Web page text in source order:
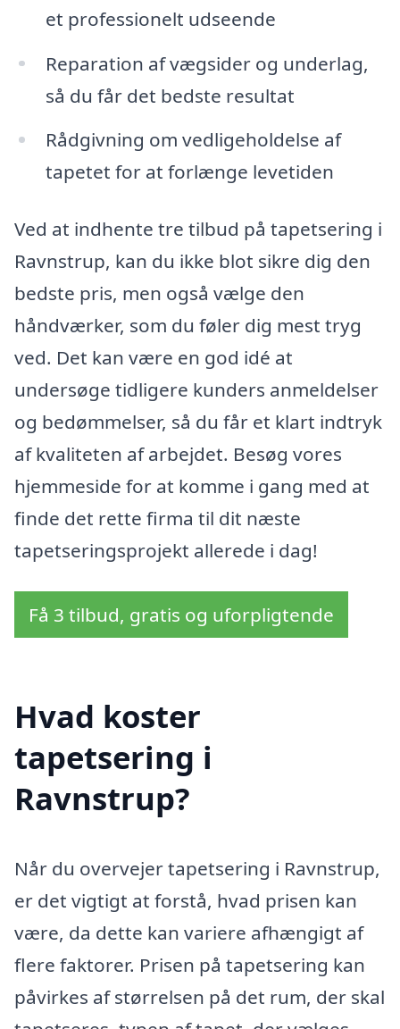
et professionelt udseende
Reparation af vægsider og underlag,
så du får det bedste resultat
Rådgivning om vedligeholdelse af
tapetet for at forlænge levetiden
Ved at indhente tre tilbud på tapetsering i
Ravnstrup, kan du ikke blot sikre dig den
bedste pris, men også vælge den
håndværker, som du føler dig mest tryg
ved. Det kan være en god idé at
undersøge tidligere kunders anmeldelser
og bedømmelser, så du får et klart indtryk
af kvaliteten af arbejdet. Besøg vores
hjemmeside for at komme i gang med at
finde det rette firma til dit næste
tapetseringsprojekt allerede i dag!
Få 3 tilbud, gratis og uforpligtende
Hvad koster
tapetsering i
Ravnstrup?
Når du overvejer tapetsering i Ravnstrup,
er det vigtigt at forstå, hvad prisen kan
være, da dette kan variere afhængigt af
flere faktorer. Prisen på tapetsering kan
påvirkes af størrelsen på det rum, der skal